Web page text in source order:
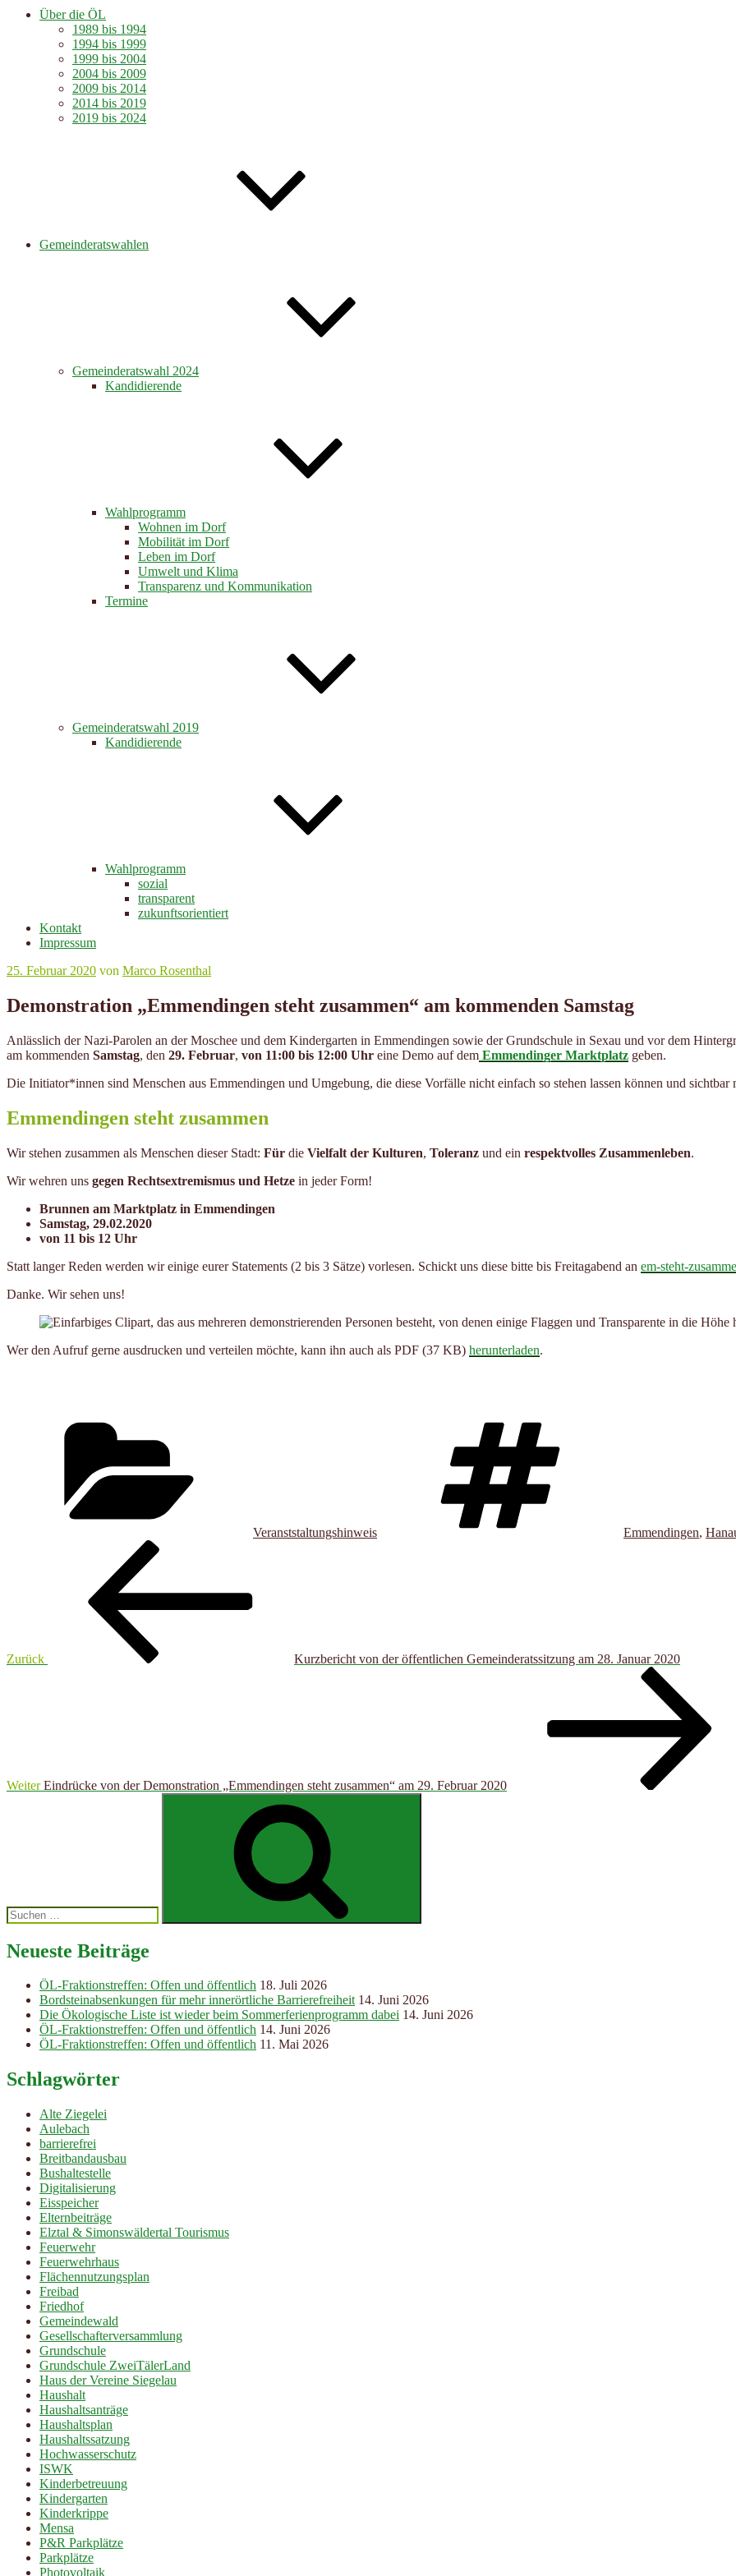
Über die ÖL
1989 bis 1994
1994 bis 1999
1999 bis 2004
2004 bis 2009
2009 bis 2014
2014 bis 2019
2019 bis 2024
Gemeinderatswahlen
Gemeinderatswahl 2024
Kandidierende
Wahlprogramm
Wohnen im Dorf
Mobilität im Dorf
Leben im Dorf
Umwelt und Klima
Transparenz und Kommunikation
Termine
Gemeinderatswahl 2019
Kandidierende
Wahlprogramm
sozial
transparent
zukunftsorientiert
Kontakt
Impressum
Veröffentlicht
25. Februar 2020 von Marco Rosenthal
Demonstration „Emmendingen steht zusammen“ am kommenden Samstag
Anlässlich der Nazi-Parolen an der Moschee und dem Kindergarten in Emmendingen sowie der Grundschule in Sexau und vor dem
am kommenden Samstag, den 29. Februar, von 11:00 bis 12:00 Uhr eine Demo auf dem Emmendinger Marktplatz geben.
Die Initiator*innen sind Menschen aus Emmendingen und Umgebung, die diese Vorfälle nicht einfach so stehen lassen können und sichtbar
Emmendingen steht zusammen
Wir stehen zusammen als Menschen dieser Stadt: Für die Vielfalt der Kulturen, Toleranz und ein respektvolles Zusammenleben.
Wir wehren uns gegen Rechtsextremismus und Hetze in jeder Form!
Brunnen am Marktplatz in Emmendingen
Samstag, 29.02.2020
von 11 bis 12 Uhr
Statt langer Reden werden wir einige eurer Statements (2 bis 3 Sätze) vorlesen. Schickt uns diese bitte bis Freitagabend an em-steht-
Danke. Wir sehen uns!
Wer den Aufruf gerne ausdrucken und verteilen möchte, kann ihn auch als PDF (37 KB) herunterladen.
Veranststaltungshinweis Emmendingen,
Beitragsnavigation
Zurück
Kurzbericht von der öffentlichen Gemeinderatssitzung am 28. Januar 2020
Weiter Eindrücke von der Demonstration „Emmendingen steht zusammen“ am 29. Februar 2020
Neueste Beiträge
ÖL-Fraktionstreffen: Offen und öffentlich 18. Juli 2026
Bordsteinabsenkungen für mehr innerörtliche Barrierefreiheit 14. Juni 2026
Die Ökologische Liste ist wieder beim Sommerferienprogramm dabei 14. Juni 2026
ÖL-Fraktionstreffen: Offen und öffentlich 14. Juni 2026
ÖL-Fraktionstreffen: Offen und öffentlich 11. Mai 2026
Schlagwörter
Alte Ziegelei
Aulebach
barrierefrei
Breitbandausbau
Bushaltestelle
Digitalisierung
Eisspeicher
Elternbeiträge
Elztal & Simonswäldertal Tourismus
Feuerwehr
Feuerwehrhaus
Flächennutzungsplan
Freibad
Friedhof
Gemeindewald
Gesellschafterversammlung
Grundschule
Grundschule ZweiTälerLand
Haus der Vereine Siegelau
Haushalt
Haushaltsanträge
Haushaltsplan
Haushaltssatzung
Hochwasserschutz
ISWK
Kinderbetreuung
Kindergarten
Kinderkrippe
Mensa
P&R Parkplätze
Parkplätze
Photovoltaik